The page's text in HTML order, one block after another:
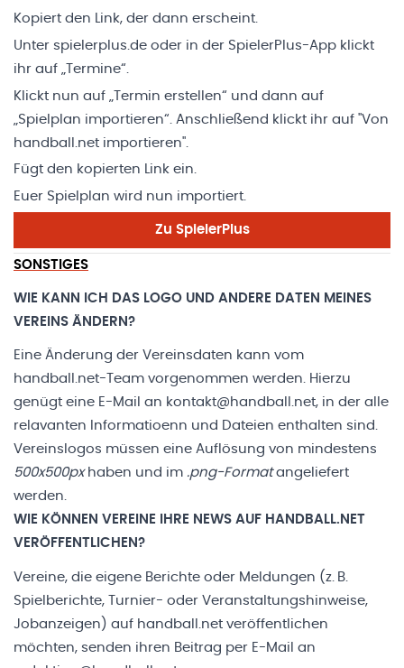
Kopiert den Link, der dann erscheint.
Unter spielerplus.de oder in der SpielerPlus-App klickt
ihr auf „Termine“.
Klickt nun auf „Termin erstellen“ und dann auf
„Spielplan importieren“. Anschließend klickt ihr auf "Von
handball.net importieren".
Fügt den kopierten Link ein.
Euer Spielplan wird nun importiert.
Zu SpielerPlus
SONSTIGES
WIE KANN ICH DAS LOGO UND ANDERE DATEN MEINES
VEREINS ÄNDERN?
Eine Änderung der Vereinsdaten kann vom
handball.net-Team vorgenommen werden. Hierzu
genügt eine E-Mail an kontakt@handball.net, in der alle
relavanten Informatioenn und Dateien enthalten sind.
Vereinslogos müssen eine Auflösung von mindestens
500x500pxhaben und im .png-Formatangeliefert
werden.
WIE KÖNNEN VEREINE IHRE NEWS AUF HANDBALL.NET
VERÖFFENTLICHEN?
Vereine, die eigene Berichte oder Meldungen (z. B.
Spielberichte, Turnier- oder Veranstaltungshinweise,
Jobanzeigen) auf handball.net veröffentlichen
möchten, senden ihren Beitrag per E-Mail an